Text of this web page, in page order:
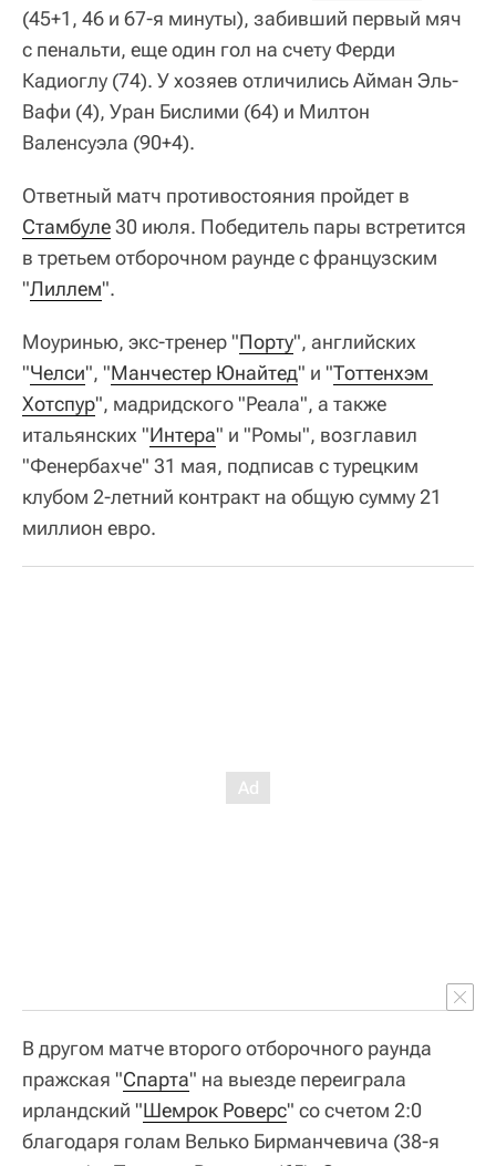
(45+1, 46 и 67-я минуты), забивший первый мяч
с пенальти, еще один гол на счету Ферди
Кадиоглу (74). У хозяев отличились Айман Эль-
Вафи (4), Уран Бислими (64) и Милтон
Валенсуэла (90+4).
Ответный матч противостояния пройдет в
Стамбуле30 июля. Победитель пары встретится
в третьем отборочном раунде с французским
"Лиллем".
Моуринью, экс-тренер "Порту", английских
"Челси", "Манчестер Юнайтед" и "Тоттенхэм
Хотспур", мадридского "Реала", а также
итальянских "Интера" и "Ромы", возглавил
"Фенербахче" 31 мая, подписав с турецким
клубом 2-летний контракт на общую сумму 21
миллион евро.
В другом матче второго отборочного раунда
пражская "Спарта" на выезде переиграла
ирландский "Шемрок Роверс" со счетом 2:0
благодаря голам Велько Бирманчевича (38-я